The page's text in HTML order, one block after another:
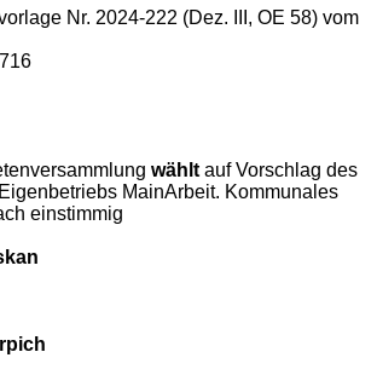
Nr. 2024-222 (Dez. III, OE 58) vom
wählt auf Vorschlag des
MainArbeit. Kommunales
einstimmig